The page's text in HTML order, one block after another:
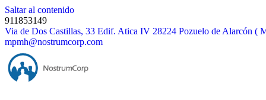
Saltar al contenido
911853149
Via de Dos Castillas, 33 Edif. Atica IV 28224 Pozuelo de Alarcón (
mpmh@nostrumcorp.com